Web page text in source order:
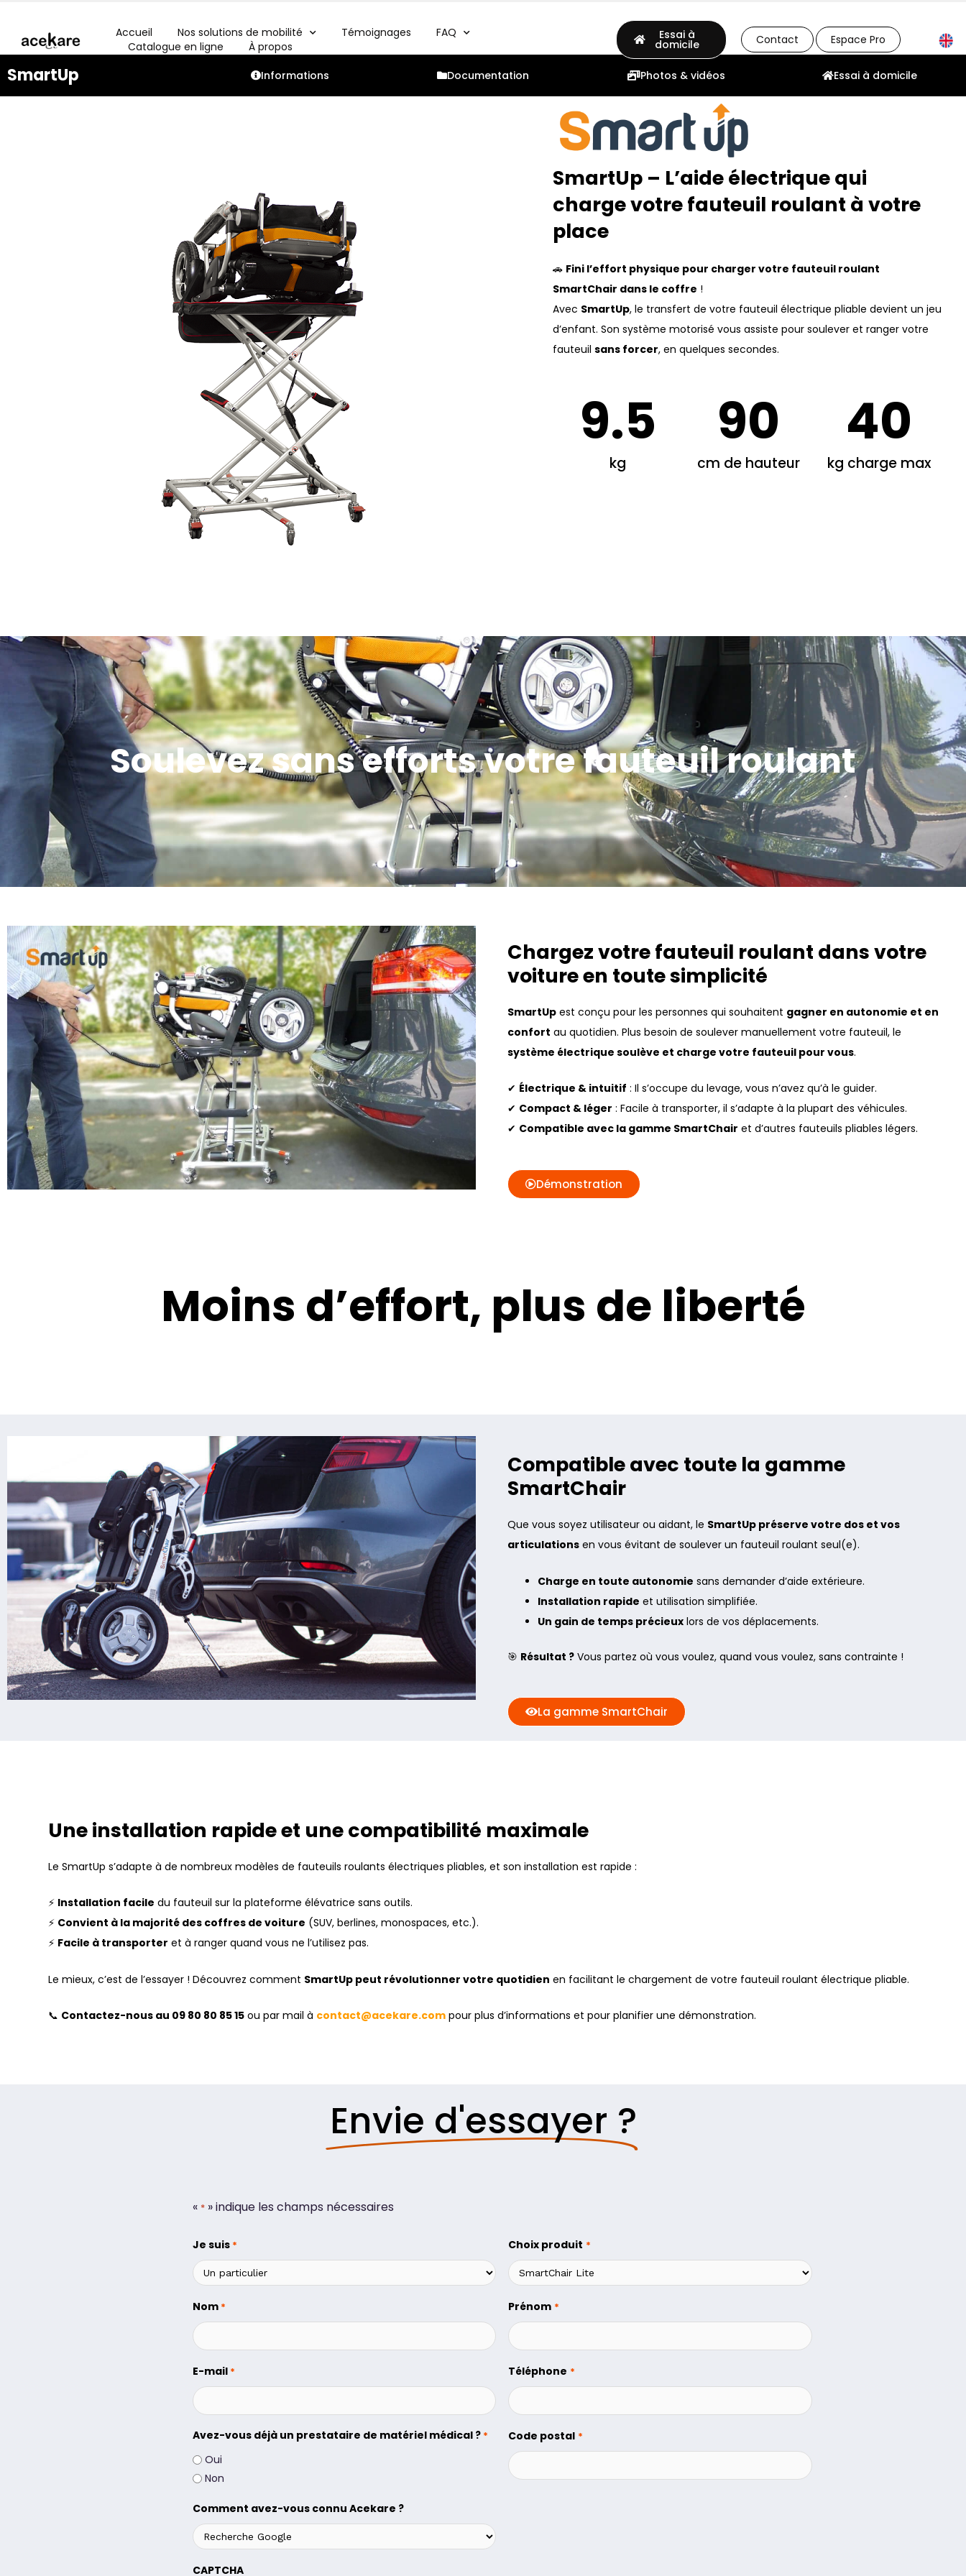
Accueil Nos solutions de mobilité Témoignages
FAQ
Catalogue en ligne
À propos
Essai à
domicile Contact Espace Pro
SmartUp Informations Documentation Photos & vidéos Essai à domicile
SmartUp – L’aide électrique qui
charge votre fauteuil roulant à votre
place
🚗 Fini l’effort physique pour charger votre fauteuil roulant
SmartChair dans le coffre !
Avec SmartUp, le transfert de votre fauteuil électrique pliable devient un jeu
d’enfant. Son système motorisé vous assiste pour soulever et ranger votre
fauteuil sans forcer, en quelques secondes.
kg
9.5
cm de hauteur
90
kg charge max
40
Soulevez sans efforts votre fauteuil roulant
Chargez votre fauteuil roulant dans votre
voiture en toute simplicité
SmartUpest conçu pour les personnes qui souhaitent gagner en autonomie et en
confort au quotidien. Plus besoin de soulever manuellement votre fauteuil, le
système électrique soulève et charge votre fauteuil pour vous.
✔ Électrique & intuitif : Il s’occupe du levage, vous n’avez qu’à le guider.
✔ Compact & léger : Facile à transporter, il s’adapte à la plupart des véhicules.
✔ Compatible avec la gamme SmartChair et d’autres fauteuils pliables légers.
Démonstration
Moins d’effort, plus de liberté
Compatible avec toute la gamme
SmartChair
Que vous soyez utilisateur ou aidant, le SmartUp préserve votre dos et vos
articulationsen vous évitant de soulever un fauteuil roulant seul(e).
Charge en toute autonomie sans demander d’aide extérieure.
Installation rapide et utilisation simplifiée.
Un gain de temps précieuxlors de vos déplacements.
🎯 Résultat ?Vous partez où vous voulez, quand vous voulez, sans contrainte !
La gamme SmartChair
Une installation rapide et une compatibilité maximale
Le SmartUp s’adapte à de nombreux modèles de fauteuils roulants électriques pliables, et son installation est rapide :
⚡ Installation facile du fauteuil sur la plateforme élévatrice sans outils.
⚡ Convient à la majorité des coffres de voiture (SUV, berlines, monospaces, etc.).
⚡ Facile à transporter et à ranger quand vous ne l’utilisez pas.
Le mieux, c’est de l’essayer ! Découvrez comment SmartUp peut révolutionner votre quotidien en facilitant le chargement de votre fauteuil roulant électrique pliable.
📞 Contactez-nous au 09 80 80 85 15 ou par mail à contact@acekare.com pour plus d’informations et pour planifier une démonstration.
Envie d'essayer ?
« *» indique les champs nécessaires
Je suis * Choix produit *
Nom * Prénom *
E-mail * Téléphone *
Avez-vous déjà un prestataire de matériel médical ? *
Oui
Non
Code postal *
Comment avez-vous connu Acekare ?
CAPTCHA